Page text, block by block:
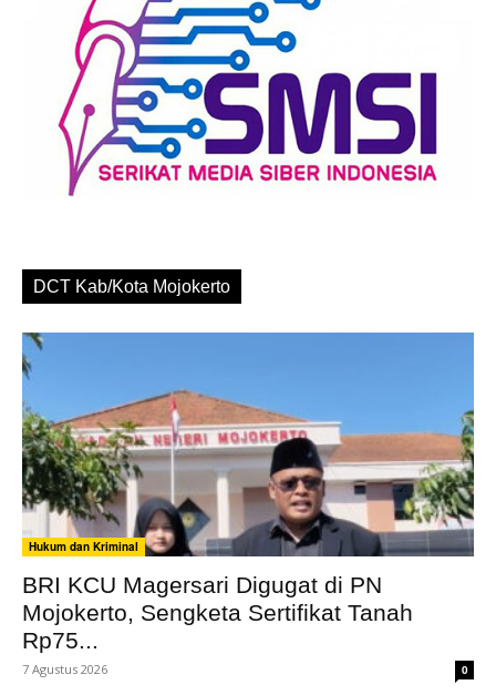
DCT Kab/Kota Mojokerto
Hukum dan Kriminal
BRI KCU Magersari Digugat di PN
Mojokerto, Sengketa Sertifikat Tanah
Rp75...
7 Agustus 2026 0